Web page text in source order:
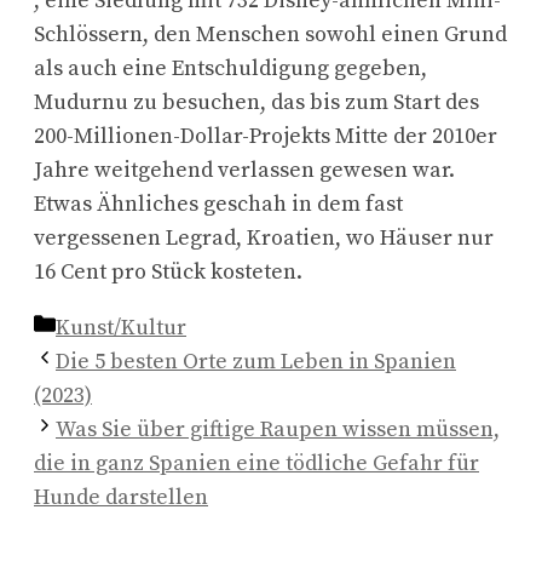
Schlössern, den Menschen sowohl einen Grund
als auch eine Entschuldigung gegeben,
Mudurnu zu besuchen, das bis zum Start des
200-Millionen-Dollar-Projekts Mitte der 2010er
Jahre weitgehend verlassen gewesen war.
Etwas Ähnliches geschah in dem fast
vergessenen Legrad, Kroatien, wo Häuser nur
16 Cent pro Stück kosteten.
Kategorien
Kunst/Kultur
Die 5 besten Orte zum Leben in Spanien
(2023)
Was Sie über giftige Raupen wissen müssen,
die in ganz Spanien eine tödliche Gefahr für
Hunde darstellen